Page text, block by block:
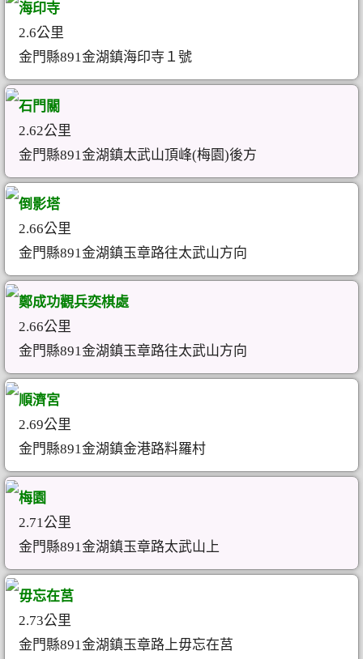
海印寺
2.6公里
金門縣891金湖鎮海印寺１號
石門關
2.62公里
金門縣891金湖鎮太武山頂峰(梅園)後方
倒影塔
2.66公里
金門縣891金湖鎮玉章路往太武山方向
鄭成功觀兵奕棋處
2.66公里
金門縣891金湖鎮玉章路往太武山方向
順濟宮
2.69公里
金門縣891金湖鎮金港路料羅村
梅園
2.71公里
金門縣891金湖鎮玉章路太武山上
毋忘在莒
2.73公里
金門縣891金湖鎮玉章路上毋忘在莒